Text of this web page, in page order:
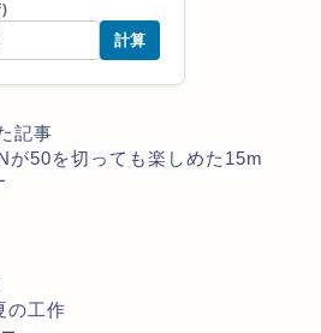
計算
記事
が50を切っても楽しめた15m
の工作